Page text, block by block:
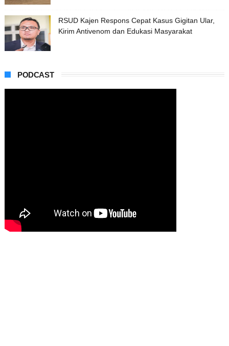
RSUD Kajen Respons Cepat Kasus Gigitan Ular,
Kirim Antivenom dan Edukasi Masyarakat
PODCAST